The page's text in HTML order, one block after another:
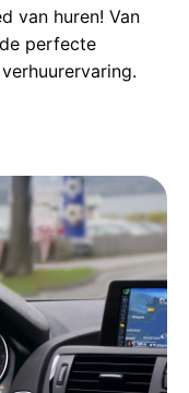
van huren! Van
perfecte